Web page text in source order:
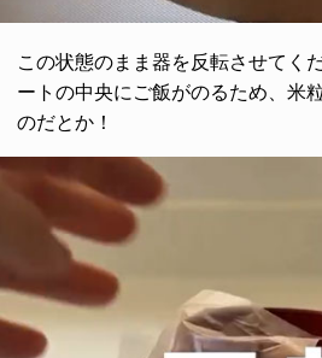
この状態のまま器を反転させてく
ートの中央にご飯がのるため、米
のだとか！